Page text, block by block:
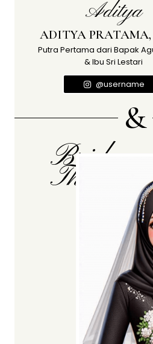
Aditya
ADITYA PRATAMA,
Putra Pertama dari Bapak
& Ibu Sri Lestari
@username
&
Bride
The